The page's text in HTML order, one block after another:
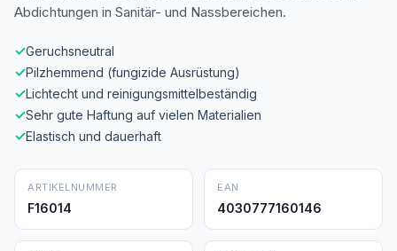
Abdichtungen in Sanitär- und Nassbereichen.
✓Geruchsneutral
✓Pilzhemmend (fungizide Ausrüstung)
✓Lichtecht und reinigungsmittelbeständig
✓Sehr gute Haftung auf vielen Materialien
✓Elastisch und dauerhaft
ARTIKELNUMMER
F16014
EAN
4030777160146